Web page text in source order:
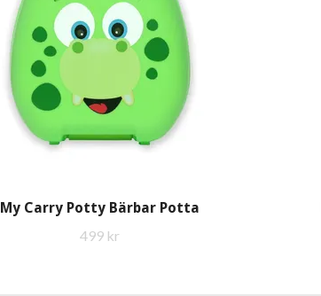
My Carry Potty Bärbar Potta
499 kr